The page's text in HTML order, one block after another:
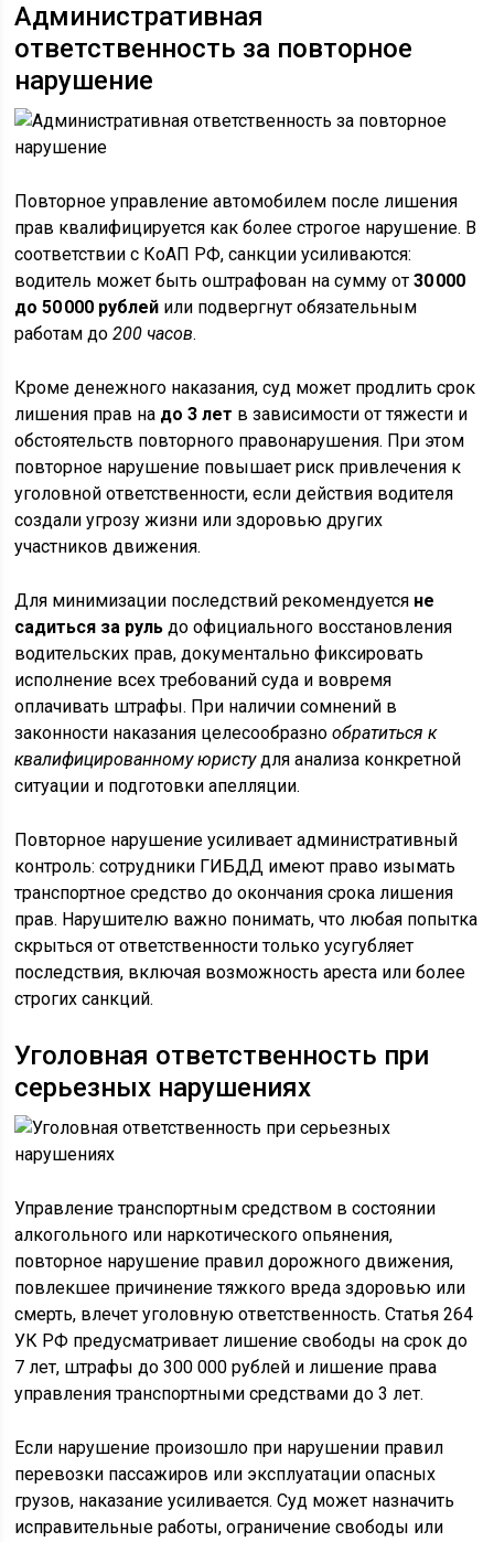
Административная
ответственность за повторное
нарушение
Повторное управление автомобилем после лишения
прав квалифицируется как более строгое нарушение. В
соответствии с КоАП РФ, санкции усиливаются:
водитель может быть оштрафован на сумму от30 000
до 50 000 рублей или подвергнут обязательным
работам до200 часов.
Кроме денежного наказания, суд может продлить срок
лишения прав на до 3 лет в зависимости от тяжести и
обстоятельств повторного правонарушения. При этом
повторное нарушение повышает риск привлечения к
уголовной ответственности, если действия водителя
создали угрозу жизни или здоровью других
участников движения.
Для минимизации последствий рекомендуется не
садиться за руль до официального восстановления
водительских прав, документально фиксировать
исполнение всех требований суда и вовремя
оплачивать штрафы. При наличии сомнений в
законности наказания целесообразнообратиться к
квалифицированному юристудля анализа конкретной
ситуации и подготовки апелляции.
Повторное нарушение усиливает административный
контроль: сотрудники ГИБДД имеют право изымать
транспортное средство до окончания срока лишения
прав. Нарушителю важно понимать, что любая попытка
скрыться от ответственности только усугубляет
последствия, включая возможность ареста или более
строгих санкций.
Уголовная ответственность при
серьезных нарушениях
Управление транспортным средством в состоянии
алкогольного или наркотического опьянения,
повторное нарушение правил дорожного движения,
повлекшее причинение тяжкого вреда здоровью или
смерть, влечет уголовную ответственность. Статья 264
УК РФ предусматривает лишение свободы на срок до
7 лет, штрафы до 300 000 рублей и лишение права
управления транспортными средствами до 3 лет.
Если нарушение произошло при нарушении правил
перевозки пассажиров или эксплуатации опасных
грузов, наказание усиливается. Суд может назначить
исправительные работы, ограничение свободы или